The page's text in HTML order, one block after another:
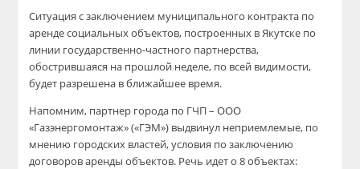
Ситуация с заключением муниципального контракта по
аренде социальных объектов, построенных в Якутске по
линии государственно-частного партнерства,
обострившаяся на прошлой неделе, по всей видимости,
будет разрешена в ближайшее время.
Напомним, партнер города по ГЧП – ООО
«Газэнергомонтаж» («ГЭМ») выдвинул неприемлемые, по
мнению городских властей, условия по заключению
договоров аренды объектов. Речь идет о 8 объектах: